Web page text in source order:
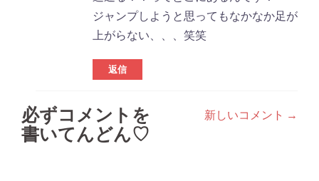
ジャンプしようと思ってもなかなか足が
上がらない、、、笑笑
返信
コ
メ
新しいコメント →
必ずコメントを
書いてんどん♡